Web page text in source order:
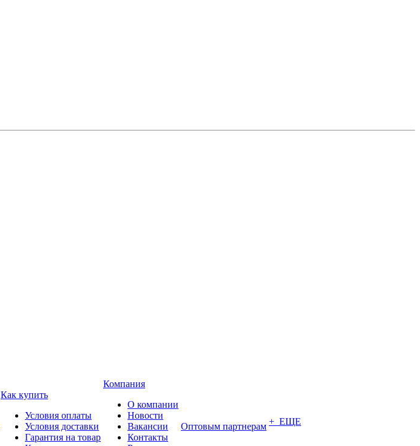
Как купить
Условия оплаты
Условия доставки
Гарантия на товар
Компания
О компании
Новости
Вакансии
Контакты
Оптовым партнерам + ЕЩЕ